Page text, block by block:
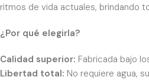
ritmos de vida actuales, brindando
¿Por qué elegirla?
Calidad superior: Fabricada bajo
Libertad total: No requiere agua,